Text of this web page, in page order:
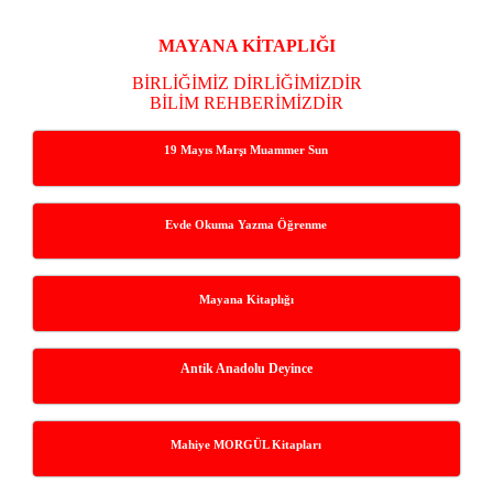
MAYANA KİTAPLIĞI
BİRLİĞİMİZ DİRLİĞİMİZDİR
BİLİM REHBERİMİZDİR
19 Mayıs Marşı Muammer Sun
Evde Okuma Yazma Öğrenme
Mayana Kitaplığı
Antik Anadolu Deyince
Mahiye MORGÜL Kitapları